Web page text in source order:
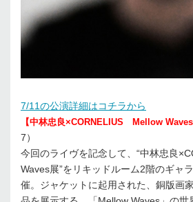
7/11の公演詳細はコチラから
【中林忠良×CORNELIUS Mellow Waves
7）
今回のライヴを記念して、“中林忠良
Waves展”をリキッドルーム2階のギャ
催。ジャケットに起用された、銅版画